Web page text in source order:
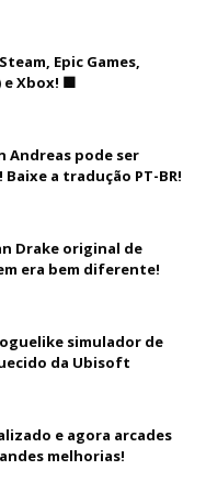
Epic Games,
Xbox! 🟩
Andreas pode ser
a tradução PT-BR!
Drake original de
era bem diferente!
simulador de
da Ubisoft
e agora arcades
melhorias!